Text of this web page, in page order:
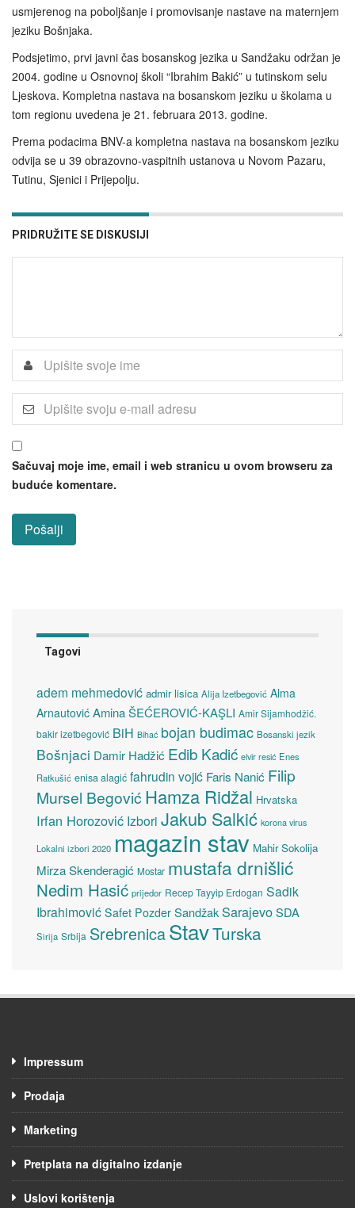
usmjerenog na poboljšanje i promovisanje nastave na maternjem
jeziku Bošnjaka.
Podsjetimo, prvi javni čas bosanskog jezika u Sandžaku održan je
2004. godine u Osnovnoj školi “Ibrahim Bakić” u tutinskom selu
Ljeskova. Kompletna nastava na bosanskom jeziku u školama u
tom regionu uvedena je 21. februara 2013. godine.
Prema podacima BNV-a kompletna nastava na bosanskom jeziku
odvija se u 39 obrazovno-vaspitnih ustanova u Novom Pazaru,
Tutinu, Sjenici i Prijepolju.
PRIDRUŽITE SE DISKUSIJI
Sačuvaj moje ime, email i web stranicu u ovom browseru za
buduće komentare.
Tagovi
adem mehmedović admir lisica Alija Izetbegović Alma
Arnautović Amina ŠEĆEROVIĆ-KAŞLI Amir Sijamhodžić.
bakir izetbegović BiH Bihać bojan budimac Bosanski jezik
Bošnjaci Damir Hadžić Edib Kadić elvir resić Enes
Ratkušić enisa alagić fahrudin vojić Faris Nanić Filip
Mursel Begović Hamza Ridžal Hrvatska
Irfan Horozović Izbori Jakub Salkić korona virus
Lokalni izbori 2020 magazin stav Mahir Sokolija
Mirza Skenderagić Mostar mustafa drnišlić
Nedim Hasić prijedor Recep Tayyip Erdogan Sadik
Ibrahimović Safet Pozder SandžakSarajevoSDA
Sirija Srbija SrebrenicaStavTurska
Impressum
Prodaja
Marketing
Pretplata na digitalno izdanje
Uslovi korištenja